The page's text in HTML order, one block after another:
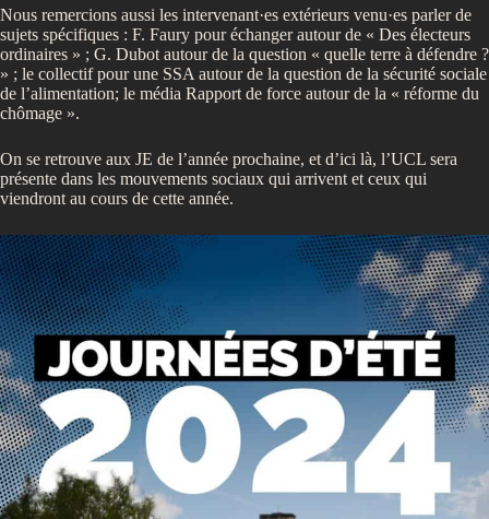
Nous remercions aussi les intervenant·es extérieurs venu·es parler de
sujets spécifiques : F. Faury pour échanger autour de « Des électeurs
ordinaires » ; G. Dubot autour de la question « quelle terre à défendre ?
» ; le collectif pour une SSA autour de la question de la sécurité sociale
de l’alimentation; le média Rapport de force autour de la « réforme du
chômage ».
On se retrouve aux JE de l’année prochaine, et d’ici là, l’UCL sera
présente dans les mouvements sociaux qui arrivent et ceux qui
viendront au cours de cette année.